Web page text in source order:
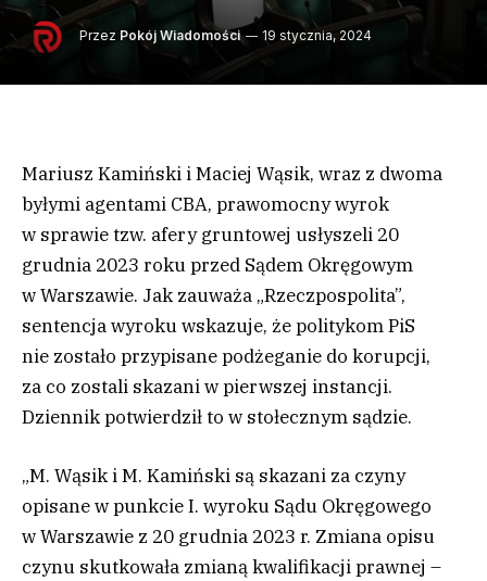
Przez Pokój Wiadomości 19 stycznia, 2024
Mariusz Kamiński i Maciej Wąsik, wraz z dwoma
byłymi agentami CBA, prawomocny wyrok
w sprawie tzw. afery gruntowej usłyszeli 20
grudnia 2023 roku przed Sądem Okręgowym
w Warszawie. Jak zauważa „Rzeczpospolita”,
sentencja wyroku wskazuje, że politykom PiS
nie zostało przypisane podżeganie do korupcji,
za co zostali skazani w pierwszej instancji.
Dziennik potwierdził to w stołecznym sądzie.
„M. Wąsik i M. Kamiński są skazani za czyny
opisane w punkcie I. wyroku Sądu Okręgowego
w Warszawie z 20 grudnia 2023 r. Zmiana opisu
czynu skutkowała zmianą kwalifikacji prawnej –